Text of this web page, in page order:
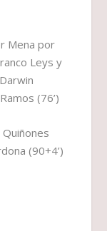
Mena por
Leys y
(76’)
Quiñones
(90+4’)